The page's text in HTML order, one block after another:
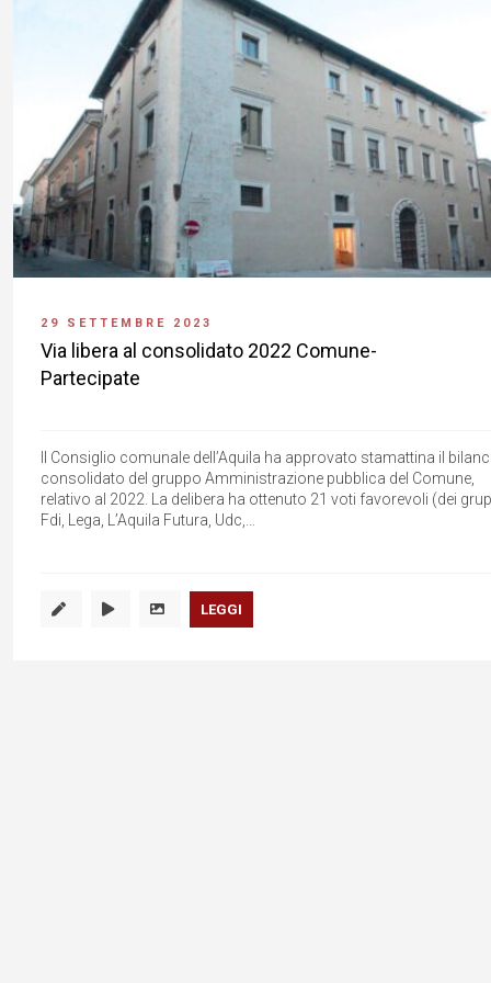
29 SETTEMBRE 2023
Via libera al consolidato 2022 Comune-
Partecipate
Il Consiglio comunale dell’Aquila ha approvato stamattina il
consolidato del gruppo Amministrazione pubblica del Comune,
relativo al 2022. La delibera ha ottenuto 21 voti favorevoli (dei
Fdi, Lega, L’Aquila Futura, Udc,...
LEGGI